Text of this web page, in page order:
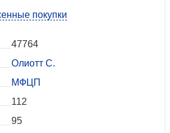
покупки
47764
Олиотт С.
МФЦП
112
95